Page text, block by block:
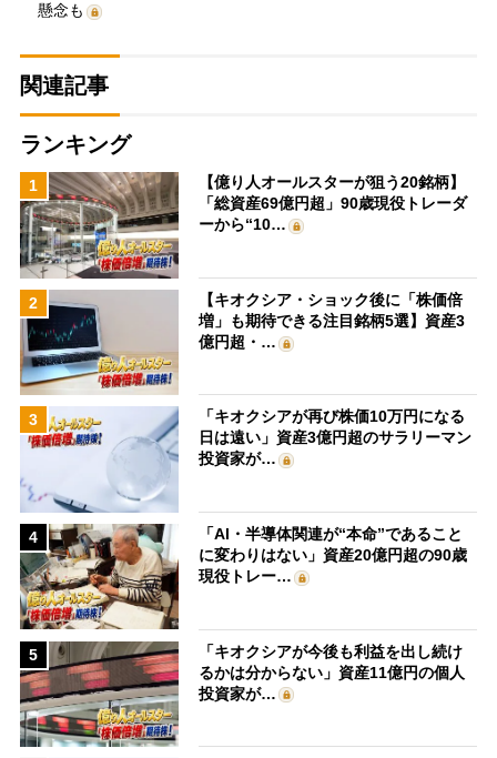
懸念も
関連記事
ランキング
1
【億り人オールスターが狙う20銘柄】
「総資産69億円超」90歳現役トレーダ
ーから“10…
2
【キオクシア・ショック後に「株価倍
増」も期待できる注目銘柄5選】資産3
億円超・…
3
「キオクシアが再び株価10万円になる
日は遠い」資産3億円超のサラリーマン
投資家が…
4
「AI・半導体関連が“本命”であること
に変わりはない」資産20億円超の90歳
現役トレー…
5
「キオクシアが今後も利益を出し続け
るかは分からない」資産11億円の個人
投資家が…